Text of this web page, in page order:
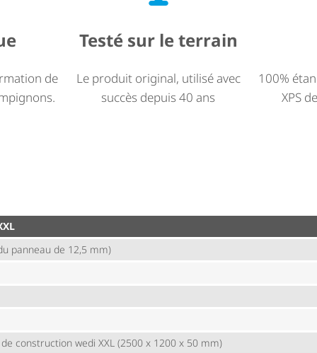
de
Testé sur le terrain
Le produit original, utilisé avec
succès depuis 40 ans
100%
XPS
panneau de 12,5 mm)
construction wedi XXL (2500 x 1200 x 50 mm)